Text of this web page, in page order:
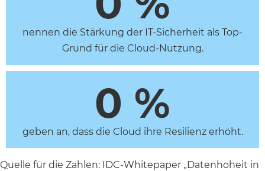
nennen die Stärkung der IT-Sicherheit als Top-
Grund für die Cloud-Nutzung.
0 %
geben an, dass die Cloud ihre Resilienz erhöht.
Quelle für die Zahlen: IDC-Whitepaper „Datenhoheit in